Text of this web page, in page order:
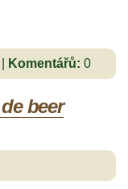
Komentářů: 0
beer